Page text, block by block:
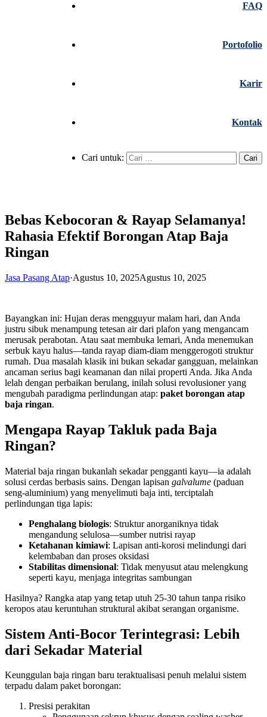
FAQ
Portofolio
Karir
Kontak
Cari untuk:
Bebas Kebocoran & Rayap Selamanya!
Rahasia Efektif Borongan Atap Baja
Ringan
Jasa Pasang Atap·Agustus 10, 2025Agustus 10, 2025
Bayangkan ini: Hujan deras mengguyur malam hari, dan Anda
justru sibuk menampung tetesan air dari plafon yang mengancam
merusak perabotan. Atau saat membuka lemari, Anda menemukan
serbuk kayu halus—tanda rayap diam-diam menggerogoti struktur
rumah. Dua masalah klasik ini bukan sekadar gangguan, melainkan
ancaman serius bagi keamanan dan nilai properti Anda. Jika Anda
lelah dengan perbaikan berulang, inilah solusi revolusioner yang
mengubah paradigma perlindungan atap: paket borongan atap
baja ringan.
Mengapa Rayap Takluk pada Baja
Ringan?
Material baja ringan bukanlah sekadar pengganti kayu—ia adalah
solusi cerdas berbasis sains. Dengan lapisan galvalume (paduan
seng-aluminium) yang menyelimuti baja inti, terciptalah
perlindungan tiga lapis:
Penghalang biologis: Struktur anorganiknya tidak
mengandung selulosa—sumber nutrisi rayap
Ketahanan kimiawi: Lapisan anti-korosi melindungi dari
kelembaban dan proses oksidasi
Stabilitas dimensional: Tidak menyusut atau melengkung
seperti kayu, menjaga integritas sambungan
Hasilnya? Rangka atap yang tetap utuh 25-30 tahun tanpa risiko
keropos atau keruntuhan struktural akibat serangan organisme.
Sistem Anti-Bocor Terintegrasi: Lebih
dari Sekadar Material
Keunggulan baja ringan baru teraktualisasi penuh melalui sistem
terpadu dalam paket borongan:
Presisi perakitan